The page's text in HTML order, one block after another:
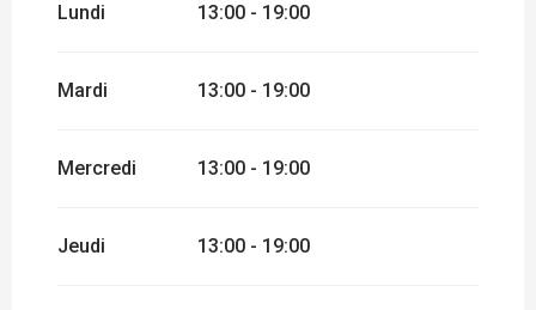
Lundi 13:00 - 19:00
Mardi 13:00 - 19:00
Mercredi 13:00 - 19:00
Jeudi 13:00 - 19:00